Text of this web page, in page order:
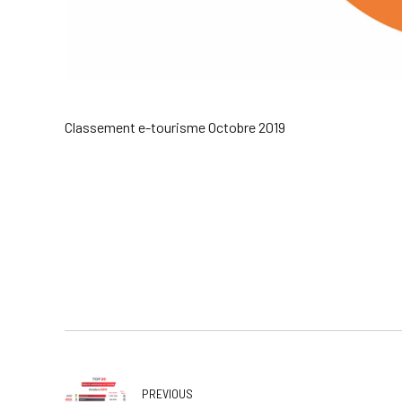
Classement e-tourisme Octobre 2019
PREVIOUS